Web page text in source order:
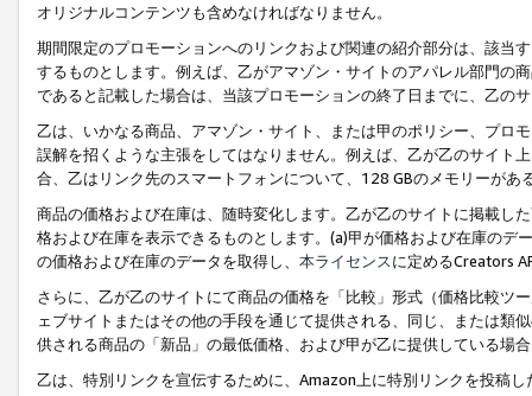
オリジナルコンテンツも含めなければなりません。
期間限定のプロモーションへのリンクおよび関連の紹介部分は、該当
するものとします。例えば、乙がアマゾン・サイトのアパレル部門の
であると記載した場合は、当該プロモーションの終了日までに、乙の
乙は、いかなる商品、アマゾン・サイト、または甲のポリシー、プロ
誤解を招くような主張をしてはなりません。例えば、乙が乙のサイト
合、乙はリンク先のスマートフォンについて、128 GBのメモリーがあ
商品の価格および在庫は、随時変化します。乙が乙のサイトに掲載し
格および在庫を表示できるものとします。(a)甲が価格および在庫の
の価格および在庫のデータを取得し、 本ライセンスに定めるCreators
さらに、乙が乙のサイトにて商品の価格を「比較」形式（価格比較ツ
ェブサイトまたはその他の手段を通じて提供される、同じ、または類
供される商品の「新品」の最低価格、および甲が乙に提供している場
乙は、特別リンクを宣伝するために、Amazon上に特別リンクを投稿